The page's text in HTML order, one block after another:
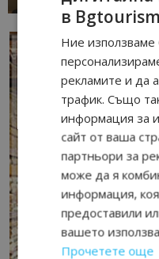
в
Ние използваме
рекламите и да
трафик. Също
информация за
сайт от ваша
партньори за
може да я
информация,
предоставили
вашето
Прочетете още